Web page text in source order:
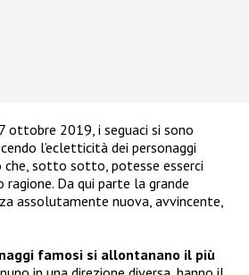
ottobre 2019, i seguaci si sono
l’ecletticità dei personaggi
che, sotto sotto, potesse esserci
Da qui parte la grande
assolutamente nuova, avvincente,
famosi si allontanano il più